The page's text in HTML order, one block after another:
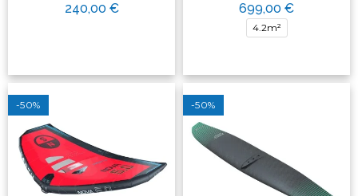
240,00 € 699,00 €
4.2m²
-50% -50%